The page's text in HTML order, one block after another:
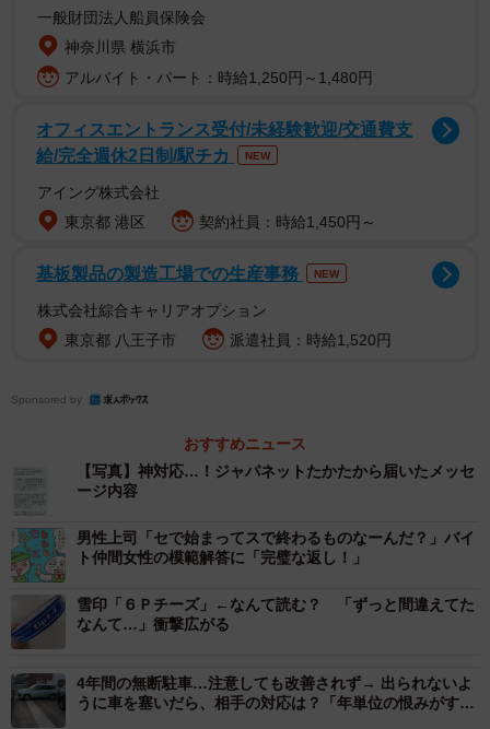
購入品は家電、服飾小物、生活雑貨、食品、サプリなどで
すね」と説明する。
にジャパネットたかたのアカウントからDMが届いた。メッ
セージには「ご家族の皆様におかれましては、大変な状況
でいらっしゃることとお察しいたします。もしよろしけれ
ば、お母様からの意図しないご注文を未然に防ぐため、今
後のお電話やインターネットからのご注文について、制限
を設ける対応を承っておりますが、ご希望ございますでし
ょうか。」と綴られていた。
一般財団法人船員保険会
神奈川県 横浜市
アルバイト・パート：時給1,250円～1,480円
オフィスエントランス受付/未経験歓迎/交通費支
給/完全週休2日制/駅チカ
NEW
アイング株式会社
東京都 港区
契約社員：時給1,450円～
基板製品の製造工場での生産事務 NEW
株式会社綜合キャリアオプション
東京都 八王子市
派遣社員：時給1,520円
Sponsored by
おすすめニュース
【写真】神対応…！ジャパネットたかたから届いたメッセ
ージ内容
男性上司「セで始まってスで終わるものなーんだ？」バイ
ト仲間女性の模範解答に「完璧な返し！」
雪印「６Ｐチーズ」←なんて読む？ 「ずっと間違えてた
なんて…」衝撃広がる
4年間の無断駐車…注意しても改善されず→ 出られないよ
うに車を塞いだら、相手の対応は？「年単位の恨みがすご